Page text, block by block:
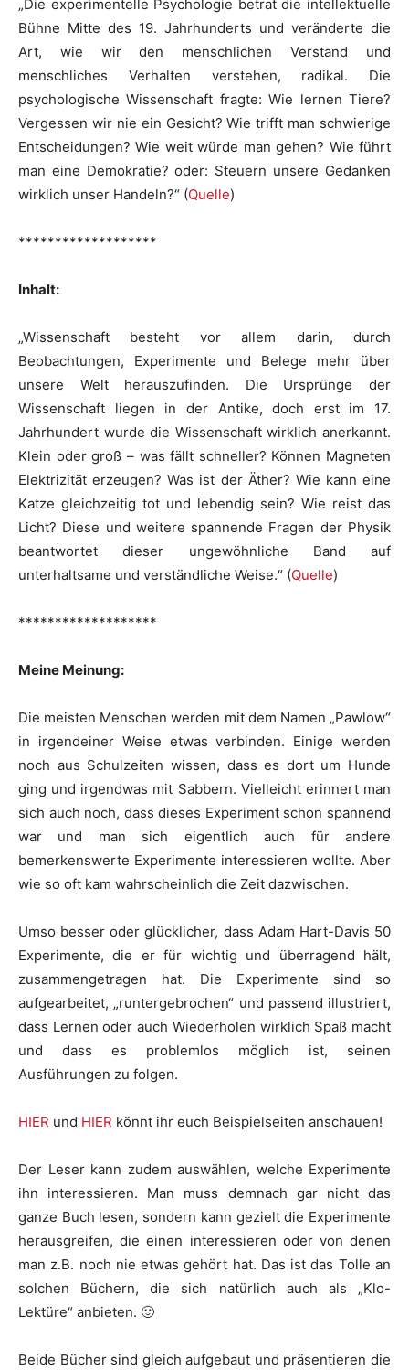
„Die experimentelle Psychologie betrat die intellektuelle
Bühne Mitte des 19. Jahrhunderts und veränderte die
Art, wie wir den menschlichen Verstand und
menschliches Verhalten verstehen, radikal. Die
psychologische Wissenschaft fragte: Wie lernen Tiere?
Vergessen wir nie ein Gesicht? Wie trifft man schwierige
Entscheidungen? Wie weit würde man gehen? Wie führt
man eine Demokratie? oder: Steuern unsere Gedanken
wirklich unser Handeln?“ (Quelle)
*******************
Inhalt:
„Wissenschaft besteht vor allem darin, durch
Beobachtungen, Experimente und Belege mehr über
unsere Welt herauszufinden. Die Ursprünge der
Wissenschaft liegen in der Antike, doch erst im 17.
Jahrhundert wurde die Wissenschaft wirklich anerkannt.
Klein oder groß – was fällt schneller? Können Magneten
Elektrizität erzeugen? Was ist der Äther? Wie kann eine
Katze gleichzeitig tot und lebendig sein? Wie reist das
Licht? Diese und weitere spannende Fragen der Physik
beantwortet dieser ungewöhnliche Band auf
unterhaltsame und verständliche Weise.“ (Quelle)
*******************
Meine Meinung:
Die meisten Menschen werden mit dem Namen „Pawlow“
in irgendeiner Weise etwas verbinden. Einige werden
noch aus Schulzeiten wissen, dass es dort um Hunde
ging und irgendwas mit Sabbern. Vielleicht erinnert man
sich auch noch, dass dieses Experiment schon spannend
war und man sich eigentlich auch für andere
bemerkenswerte Experimente interessieren wollte. Aber
wie so oft kam wahrscheinlich die Zeit dazwischen.
Umso besser oder glücklicher, dass Adam Hart-Davis 50
Experimente, die er für wichtig und überragend hält,
zusammengetragen hat. Die Experimente sind so
aufgearbeitet, „runtergebrochen“ und passend illustriert,
dass Lernen oder auch Wiederholen wirklich Spaß macht
und dass es problemlos möglich ist, seinen
Ausführungen zu folgen.
HIER und HIER könnt ihr euch Beispielseiten anschauen!
Der Leser kann zudem auswählen, welche Experimente
ihn interessieren. Man muss demnach gar nicht das
ganze Buch lesen, sondern kann gezielt die Experimente
herausgreifen, die einen interessieren oder von denen
man z.B. noch nie etwas gehört hat. Das ist das Tolle an
solchen Büchern, die sich natürlich auch als „Klo-
Lektüre“ anbieten. 🙂
Beide Bücher sind gleich aufgebaut und präsentieren die